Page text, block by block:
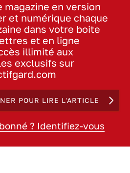
magazine en version
et numérique chaque
dans votre boite
et en ligne
illimité aux
exclusifs sur
POUR LIRE L'ARTICLE
? Identifiez-vous